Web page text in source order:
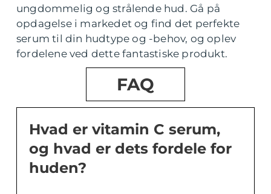
ungdommelig og strålende hud. Gå på
opdagelse i markedet og find det perfekte
serum til din hudtype og -behov, og oplev
fordelene ved dette fantastiske produkt.
FAQ
Hvad er vitamin C serum,
og hvad er dets fordele for
huden?